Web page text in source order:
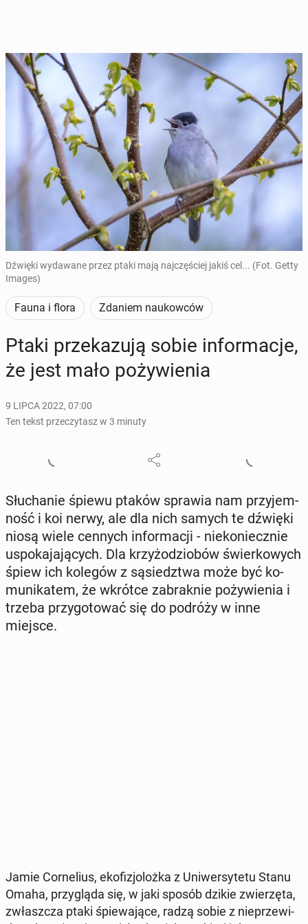
Dźwięki wydawane przez ptaki mają najczęściej jakiś cel... (Fot. Getty
Images)
Fauna i flora Zdaniem naukowców
Ptaki prze­ka­zu­ją sobie in­for­ma­cje,
że jest mało po­ży­wie­nia
9 LIPCA 2022, 07:00
Ten tekst przeczytasz w 3 minuty
Słu­cha­nie śpiewu ptaków sprawia nam przy­jem­
ność i koi nerwy, ale dla nich samych te dźwięki
niosą wiele cennych in­for­ma­cji - nie­ko­niecz­nie
uspo­ka­ja­ją­cych. Dla krzy­żo­dzio­bów świer­ko­wych
śpiew ich kolegów z są­siedz­twa może być ko­
mu­ni­ka­tem, że wkrótce za­brak­nie po­ży­wie­nia i
trzeba przy­go­to­wać się do podróży w inne
miejsce.
Jamie Cor­ne­lius, eko­fi­zjo­loż­ka z Uni­wer­sy­te­tu Stanu
Omaha, przy­glą­da się, w jaki sposób dzikie zwie­rzę­ta,
zwłasz­cza ptaki śpie­wa­ją­ce, radzą sobie z nie­prze­wi­